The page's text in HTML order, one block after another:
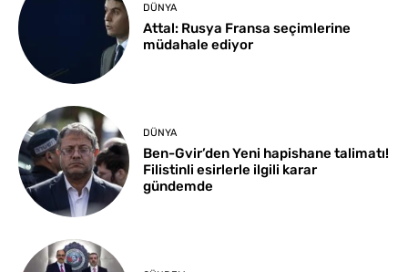
DÜNYA
Attal: Rusya Fransa seçimlerine
müdahale ediyor
DÜNYA
Ben-Gvir’den Yeni hapishane talimatı!
Filistinli esirlerle ilgili karar
gündemde